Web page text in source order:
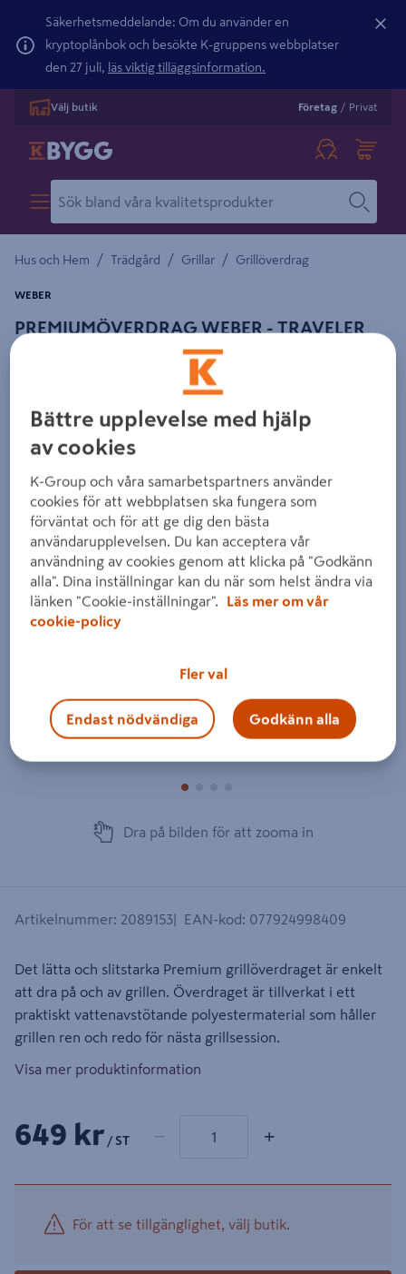
Säkerhetsmeddelande: Om du använder en
kryptoplånbok och besökte K-gruppens webbplatser
den 27 juli, läs viktig tilläggsinformation.
Välj butik Företag / Privat
Hus och Hem / Trädgård / Grillar / Grillöverdrag
PREMIUMÖVERDRAG WEBER - TRAVELER
WEBER
Detaljerad beskrivning finns i produktbeskrivningsområdet
Föregående
Dra på bilden för att zooma in
Artikelnummer: 2089153 EAN-kod: 077924998409
Det lätta och slitstarka Premium grillöverdraget är enkelt
att dra på och av grillen. Överdraget är tillverkat i ett
praktiskt vattenavstötande polyestermaterial som håller
grillen ren och redo för nästa grillsession.
Visa mer produktinformation
649 kr / ST − +
För att se tillgänglighet, välj butik.
Bättre upplevelse med hjälp
av cookies
K-Group och våra samarbetspartners använder
cookies för att webbplatsen ska fungera som
förväntat och för att ge dig den bästa
användarupplevelsen. Du kan acceptera vår
användning av cookies genom att klicka på "Godkänn
alla". Dina inställningar kan du när som helst ändra via
länken "Cookie-inställningar".
Läs mer om vår
cookie-policy
Fler val
Endast nödvändiga Godkänn alla